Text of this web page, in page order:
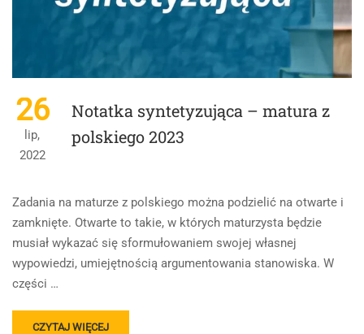
26
lip,
2022
Notatka syntetyzująca – matura z
polskiego 2023
Zadania na maturze z polskiego można podzielić na otwarte i
zamknięte. Otwarte to takie, w których maturzysta będzie
musiał wykazać się sformułowaniem swojej własnej
wypowiedzi, umiejętnością argumentowania stanowiska. W
części …
READ
CZYTAJ WIĘCEJ